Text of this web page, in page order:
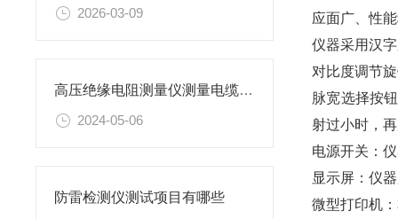
2026-03-09
高压绝缘电阻测量仪测量电缆绝缘电阻方法
2024-05-06
防雷检测仪测试项目有哪些
应面广、性
仪器采用汉
对比度调节
脉宽选择按
射过小时，
电源开关：
显示屏：仪
微型打印机